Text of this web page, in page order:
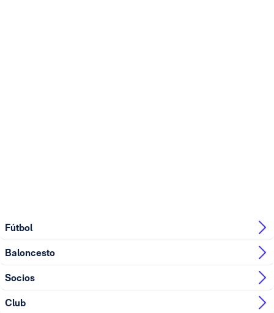
Fútbol
Baloncesto
Socios
Club